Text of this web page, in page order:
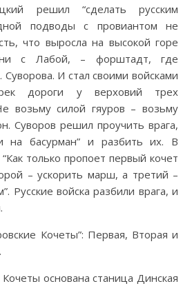
решил “сделать русским
подводы с провиантом не
что выросла на высокой горе
с Лабой, – форштадт, где
И стал своими войсками
дороги у верховий трех
возьму силой гяуров – возьму
Суворов решил проучить врага,
на басурман” и разбить их. В
только пропоет первый кочет
– ускорить марш, а третий –
Русские войска разбили врага, и
Кочеты”: Первая, Вторая и
основана станица Динская